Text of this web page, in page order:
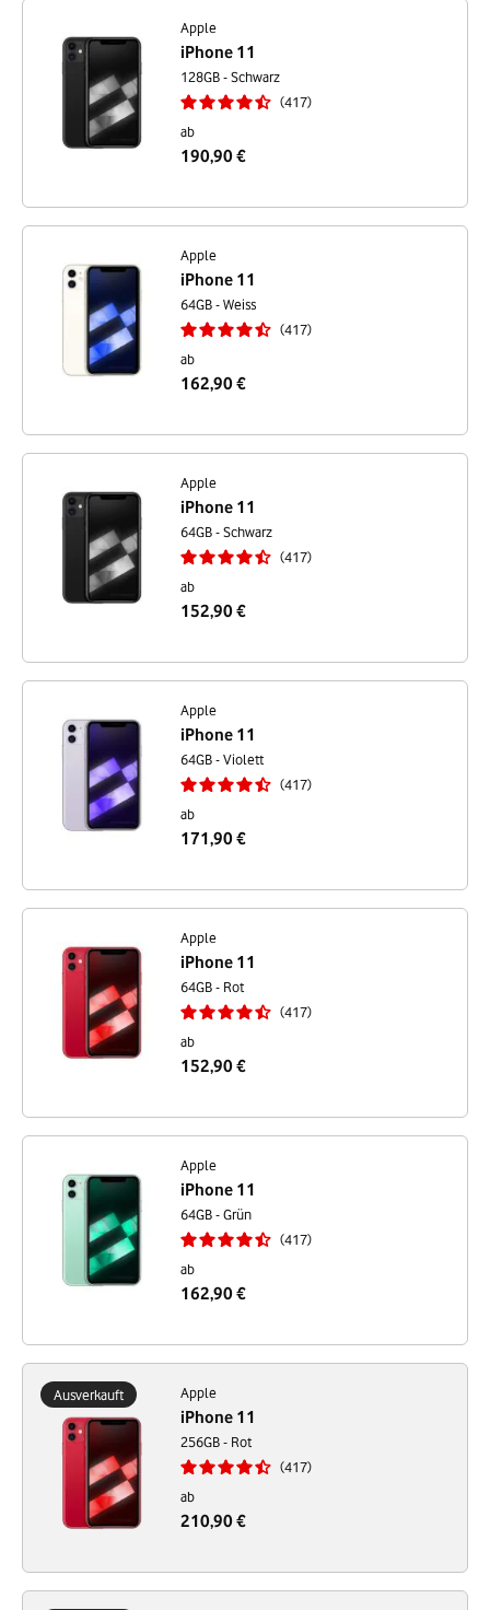
Apple
iPhone 11
128GB - Schwarz
417
ab
190,90 €
Apple
iPhone 11
64GB - Weiss
417
ab
162,90 €
Apple
iPhone 11
64GB - Schwarz
417
ab
152,90 €
Apple
iPhone 11
64GB - Violett
417
ab
171,90 €
Apple
iPhone 11
64GB - Rot
417
ab
152,90 €
Apple
iPhone 11
64GB - Grün
417
ab
162,90 €
Ausverkauft Apple
iPhone 11
256GB - Rot
417
ab
210,90 €